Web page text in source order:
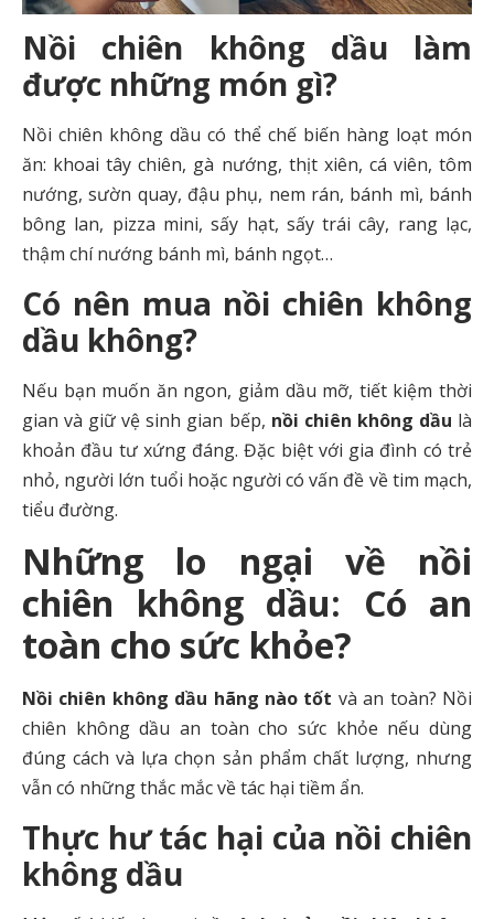
Nồi chiên không dầu làm
được những món gì?
Nồi chiên không dầu có thể chế biến hàng loạt món
ăn: khoai tây chiên, gà nướng, thịt xiên, cá viên, tôm
nướng, sườn quay, đậu phụ, nem rán, bánh mì, bánh
bông lan, pizza mini, sấy hạt, sấy trái cây, rang lạc,
thậm chí nướng bánh mì, bánh ngọt…
Có nên mua nồi chiên không
dầu không?
Nếu bạn muốn ăn ngon, giảm dầu mỡ, tiết kiệm thời
gian và giữ vệ sinh gian bếp, nồi chiên không dầu là
khoản đầu tư xứng đáng. Đặc biệt với gia đình có trẻ
nhỏ, người lớn tuổi hoặc người có vấn đề về tim mạch,
tiểu đường.
Những lo ngại về nồi
chiên không dầu: Có an
toàn cho sức khỏe?
Nồi chiên không dầu hãng nào tốt và an toàn? Nồi
chiên không dầu an toàn cho sức khỏe nếu dùng
đúng cách và lựa chọn sản phẩm chất lượng, nhưng
vẫn có những thắc mắc về tác hại tiềm ẩn.
Thực hư tác hại của nồi chiên
không dầu